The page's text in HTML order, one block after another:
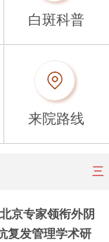
白斑科普
来院路线
三
京专家领衔外阴
复发管理学术研